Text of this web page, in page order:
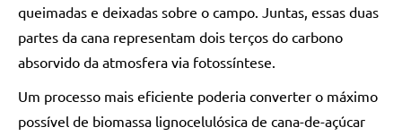
queimadas e deixadas sobre o campo. Juntas, essas duas
partes da cana representam dois terços do carbono
absorvido da atmosfera via fotossíntese.
Um processo mais eficiente poderia converter o máximo
possível de biomassa lignocelulósica de cana-de-açúcar